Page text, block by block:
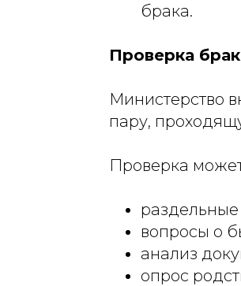
брака.
Проверка
Министерство
пару,
Проверка
раздельные
вопросы о
анализ
опрос